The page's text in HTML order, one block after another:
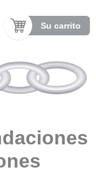
Su carrito